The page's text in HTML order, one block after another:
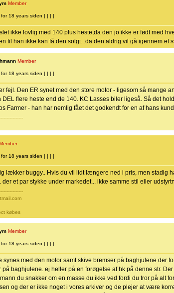
Member
18 years siden | | | |
ikke lovlig med 140 plus heste,da den jo ikke er født med
til han ikke kan få den solgt...da den aldrig vil gå igennem et
Member
18 years siden | | | |
fejl. Den ER synet med den store motor - ligesom så mange
DEL flere heste end de 140. KC Lasses biler ligeså. Så det
Farmer - han har nemlig fået det godkendt for en af hans
Member
18 years siden | | | |
lækker buggy.. Hvis du vil lidt længere ned i pris, men stadig
der et par stykke under markedet... ikke samme stil eller
købes
Member
18 years siden | | | |
synes med den motor samt skive bremser på baghjulene der
på baghjulene. ej heller på en forøgelse af hk på denne str.
du snakker om en masse du ikke ved fordi du tror på alt
og der er ikke noget i vores arkiver og de plejer at være